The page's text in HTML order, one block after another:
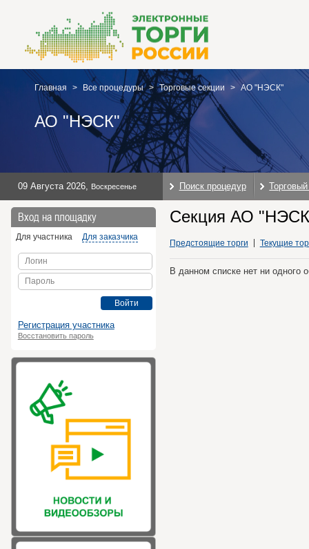
Главная > Все процедуры > Торговые секции > АО "НЭСК"
АО "НЭСК"
09 Августа 2026, Воскресенье Поиск процедур
Вход на площадку
Для участника Для заказчика
Логин
Пароль
Войти
Регистрация участника
Восстановить пароль
Секция АО
Предстоящие торги Текущие
В данном списке нет ни одного